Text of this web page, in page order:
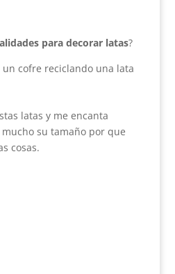
para decorar latas?
cofre reciclando una lata
latas y me encanta
su tamaño por que
cosas.